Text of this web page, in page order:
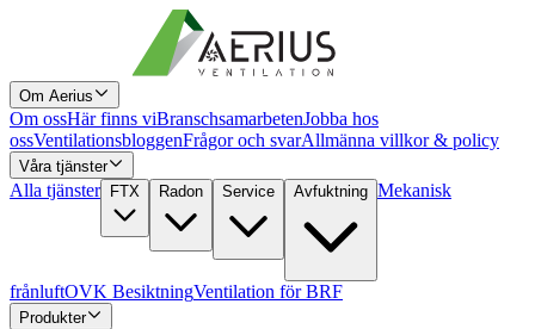
Om Aerius
Om ossHär finns viBranschsamarbetenJobba hos
ossVentilationsbloggenFrågor och svarAllmänna villkor & policy
Våra tjänster
Alla tjänster FTX Radon Service Avfuktning Mekanisk
frånluftOVK BesiktningVentilation för BRF
Produkter